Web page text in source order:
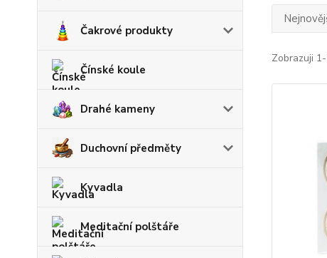
Čakrové produkty
Čínské koule
Drahé kameny
Duchovní předměty
Kyvadla
Meditační polštáře
Zobrazuji